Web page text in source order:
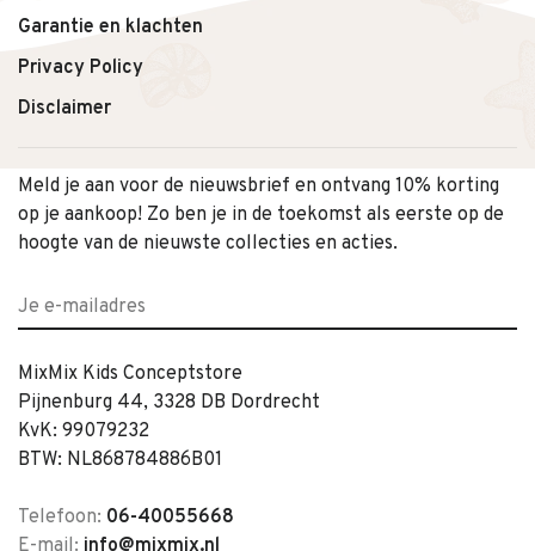
Garantie en klachten
Privacy Policy
Disclaimer
Meld je aan voor de nieuwsbrief en ontvang 10% korting
op je aankoop! Zo ben je in de toekomst als eerste op de
hoogte van de nieuwste collecties en acties.
MixMix Kids Conceptstore
Pijnenburg 44, 3328 DB Dordrecht
KvK: 99079232
BTW: NL868784886B01
Telefoon: 06-40055668
E-mail: info@mixmix.nl